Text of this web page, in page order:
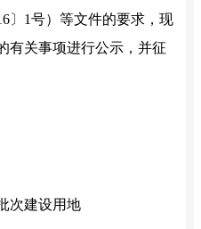
〕1号） 等文件的要求，现
有关事项进行公示，并征
次建设用地